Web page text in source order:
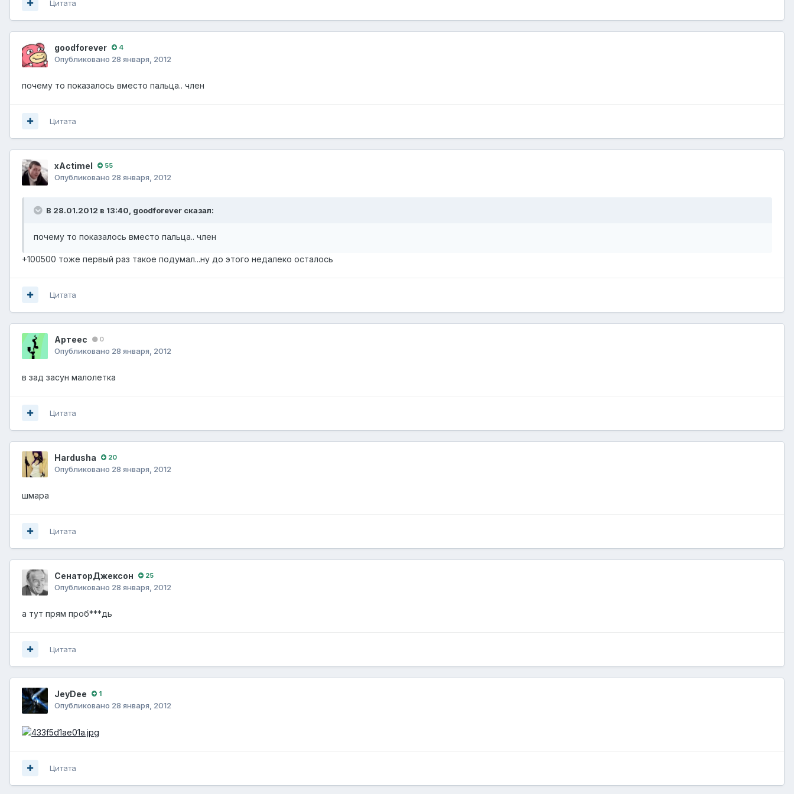
Цитата
goodforever 4
Опубликовано 28 января, 2012
почему то показалось вместо пальца.. член
Цитата
xActimel 55
Опубликовано 28 января, 2012
В 28.01.2012 в 13:40, goodforever сказал:
почему то показалось вместо пальца.. член
+100500 тоже первый раз такое подумал...ну до этого недалеко осталось
Цитата
Артеес 0
Опубликовано 28 января, 2012
в зад засун малолетка
Цитата
Hardusha 20
Опубликовано 28 января, 2012
шмара
Цитата
СенаторДжексон 25
Опубликовано 28 января, 2012
а тут прям проб***дь
Цитата
JeyDee 1
Опубликовано 28 января, 2012
Цитата